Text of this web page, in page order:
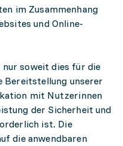
im Zusammenhang
und Online-
soweit dies für die
Bereitstellung unserer
mit Nutzerinnen
der Sicherheit und
ist. Die
die anwendbaren